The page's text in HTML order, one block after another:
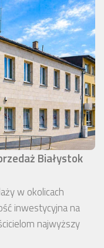
Białystok
w okolicach
inwestycyjna na
najwyższy